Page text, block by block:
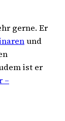
gerne. Er
und
ist er
–